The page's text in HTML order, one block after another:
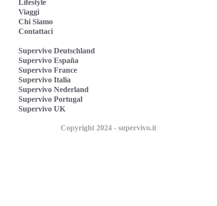
Lifestyle
Viaggi
Chi Siamo
Contattaci
Supervivo Deutschland
Supervivo España
Supervivo France
Supervivo Italia
Supervivo Nederland
Supervivo Portugal
Supervivo UK
Copyright 2024 - supervivo.it